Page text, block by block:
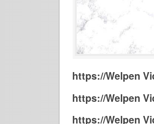
https://Welpen
https://Welpen
https://Welpen